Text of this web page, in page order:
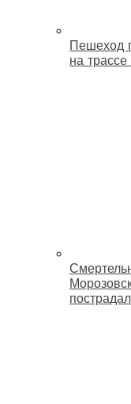
Пешеход
на